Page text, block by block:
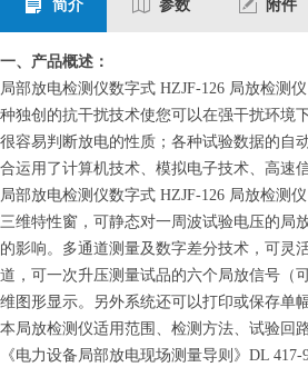
简介 参数 附件
一、产品概述：
局部放电检测仪数字式 HZJF-126 局放检测
种独创的抗干扰技术使您可以在强干扰环境
很容易判断放电的性质；各种试验数据的自
合运用了计算机技术、模拟电子技术、高速
局部放电检测仪数字式 HZJF-126 局放检测
三维特性窗，可静态对一周波试验电压的局
的影响。多通道测量及数字差分技术，可灵
道，可一次升压测量试品的六个局放信号（
维图形显示。另外系统还可以打印或保存单
本局放检测仪适用范围、检测方法、试验回
《电力设备局部放电现场测量导则》DL 417-